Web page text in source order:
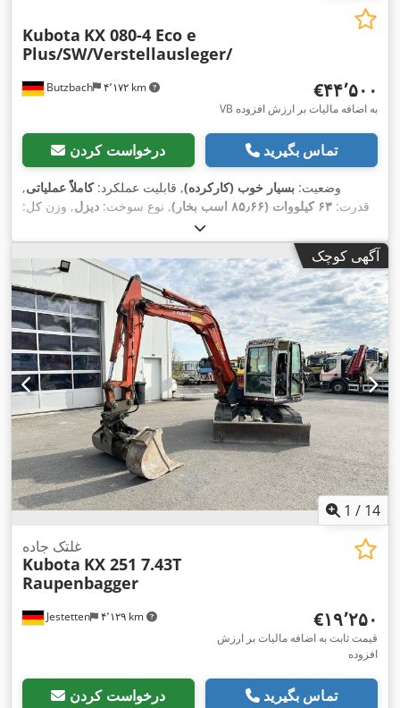
Butzbach ۴٬۱۷۲ km
Kubota KX 080-4 Eco e
Plus/SW/Verstellausleger/
‎€۴۴٬۵۰۰
VB به اضافه مالیات بر ارزش افزوده
درخواست کردن تماس بگیرید
وضعیت: بسیار خوب (کارکرده), قابلیت عملکرد:کاملاً عملیاتی,
قدرت: ۶۳ کیلووات (۸۵٫۶۶ اسب بخار) , نوع سوخت: دیزل, وزن کل:
, سال ساخت:
آگهی کوچک
1 / 14
Jestetten ۴٬۱۲۹ km
غلتک جاده
Kubota KX 251 7.43T
Raupenbagger
‎€۱۹٬۲۵۰
قیمت ثابت به اضافه مالیات بر ارزش
افزوده
درخواست کردن تماس بگیرید